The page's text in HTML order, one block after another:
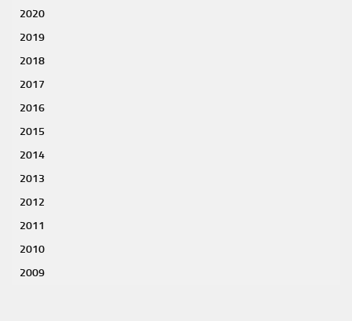
2020
2019
2018
2017
2016
2015
2014
2013
2012
2011
2010
2009